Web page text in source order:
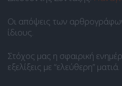
Οι απόψεις των
ίδιους.
Στόχος μας η σφαιρική
εξελίξεις με “ελεύθερη” ματιά.